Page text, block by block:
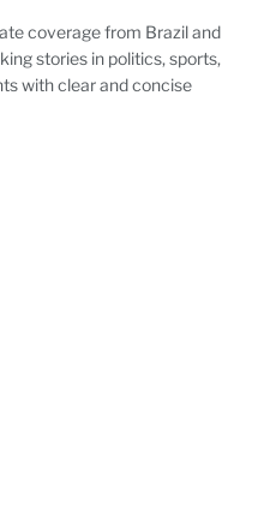
coverage from Brazil and
stories in politics, sports,
with clear and concise